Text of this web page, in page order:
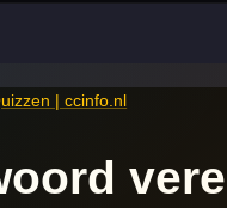
| ccinfo.nl